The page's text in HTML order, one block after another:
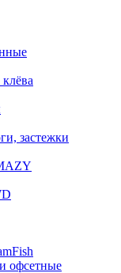
застежки
офсетные